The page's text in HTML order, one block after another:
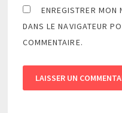
ENREGISTRER
DANS LE NAVIGATEUR
COMMENTAIRE.